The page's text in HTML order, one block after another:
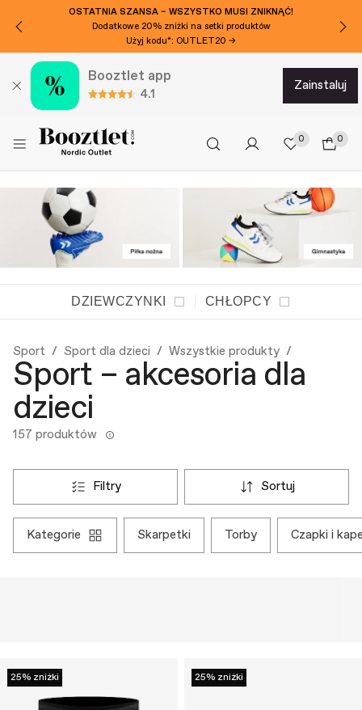
Zapisz się do naszego newslettera!
Booztlet app
4.1
zainstaluj
0 0
DZIEWCZYNKI CHŁOPCY
Sport Sport dla dzieci Wszystkie produkty
Sport – akcesoria dla
dzieci
157 produktów
filtry sortuj
kategorie skarpetki torby czapki i
25% zniżki 25% zniżki